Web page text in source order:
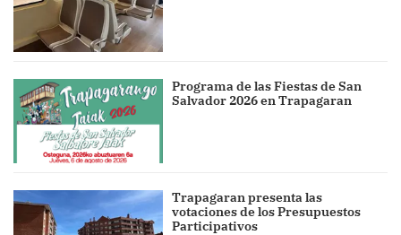
Programa de las Fiestas de San
Salvador 2026 en Trapagaran
Trapagaran presenta las
votaciones de los Presupuestos
Participativos